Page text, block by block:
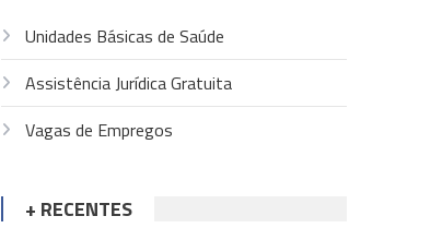
Unidades Básicas de Saúde
Assistência Jurídica Gratuita
Vagas de Empregos
+ RECENTES